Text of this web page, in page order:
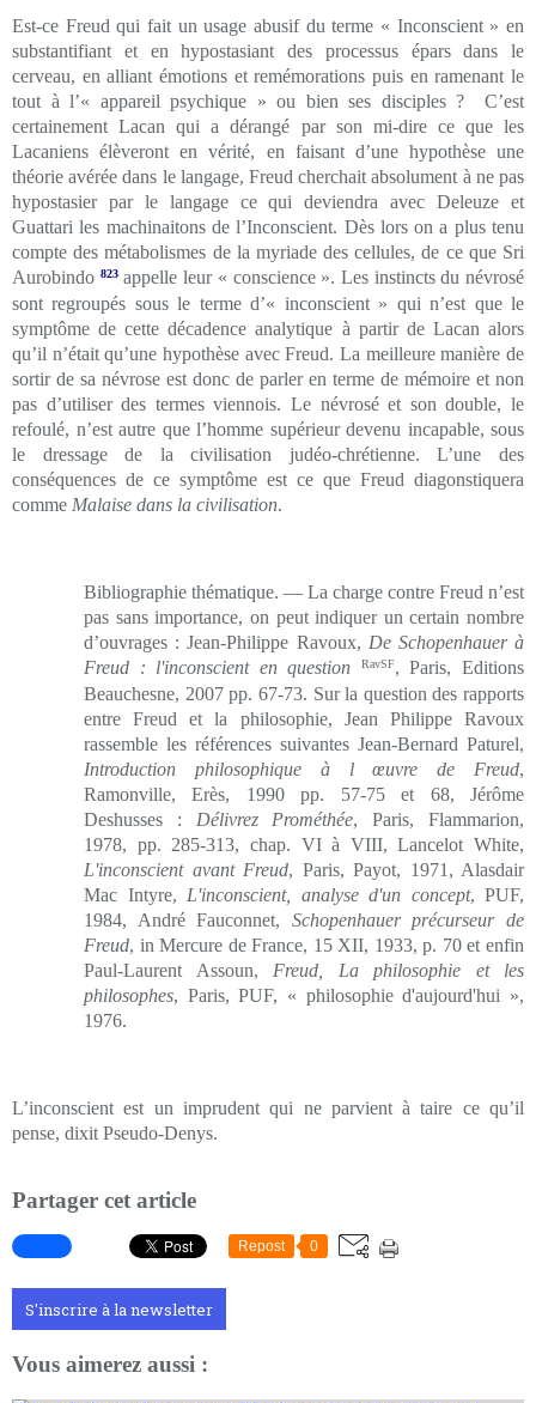
Est-ce Freud qui fait un usage abusif du terme « Inconscient » en
substantifiant et en hypostasiant des processus épars dans le
cerveau, en alliant émotions et remémorations puis en ramenant le
tout à l’« appareil psychique » ou bien ses disciples ? C’est
certainement Lacan qui a dérangé par son mi-dire ce que les
Lacaniens élèveront en vérité, en faisant d’une hypothèse une
théorie avérée dans le langage, Freud cherchait absolument à ne pas
hypostasier par le langage ce qui deviendra avec Deleuze et
Guattari les machinaitons de l’Inconscient. Dès lors on a plus tenu
compte des métabolismes de la myriade des cellules, de ce que Sri
Aurobindo 823appelle leur « conscience ». Les instincts du névrosé
sont regroupés sous le terme d’« inconscient » qui n’est que le
symptôme de cette décadence analytique à partir de Lacan alors
qu’il n’était qu’une hypothèse avec Freud. La meilleure manière de
sortir de sa névrose est donc de parler en terme de mémoire et non
pas d’utiliser des termes viennois. Le névrosé et son double, le
refoulé, n’est autre que l’homme supérieur devenu incapable, sous
le dressage de la civilisation judéo-chrétienne. L’une des
conséquences de ce symptôme est ce que Freud diagonstiquera
comme Malaise dans la civilisation.
Bibliographie thématique. — La charge contre Freud n’est
pas sans importance, on peut indiquer un certain nombre
d’ouvrages : Jean-Philippe Ravoux, De Schopenhauer à
Freud : l'inconscient en question
RavSF, Paris, Editions
Beauchesne, 2007 pp. 67-73. Sur la question des rapports
entre Freud et la philosophie, Jean Philippe Ravoux
rassemble les références suivantes Jean-Bernard Paturel,
Introduction philosophique à l œuvre de Freud,
Ramonville, Erès, 1990 pp. 57-75 et 68, Jérôme
Deshusses : Délivrez Prométhée, Paris, Flammarion,
1978, pp. 285-313, chap. VI à VIII, Lancelot White,
L'inconscient avant Freud, Paris, Payot, 1971, Alasdair
Mac Intyre, L'inconscient, analyse d'un concept, PUF,
1984, André Fauconnet, Schopenhauer précurseur de
Freud, in Mercure de France, 15 XII, 1933, p. 70 et enfin
Paul-Laurent Assoun, Freud, La philosophie et les
philosophes, Paris, PUF, « philosophie d'aujourd'hui »,
1976.
L’inconscient est un imprudent qui ne parvient à taire ce qu’il
pense, dixit Pseudo-Denys.
Partager cet article
Repost 0
S'inscrire à la newsletter
Vous aimerez aussi :